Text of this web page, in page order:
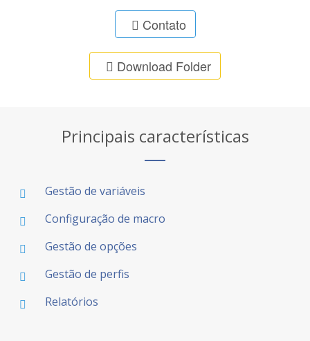
Contato
Download Folder
Principais características
Gestão de variáveis
Configuração de macro
Gestão de opções
Gestão de perfis
Relatórios